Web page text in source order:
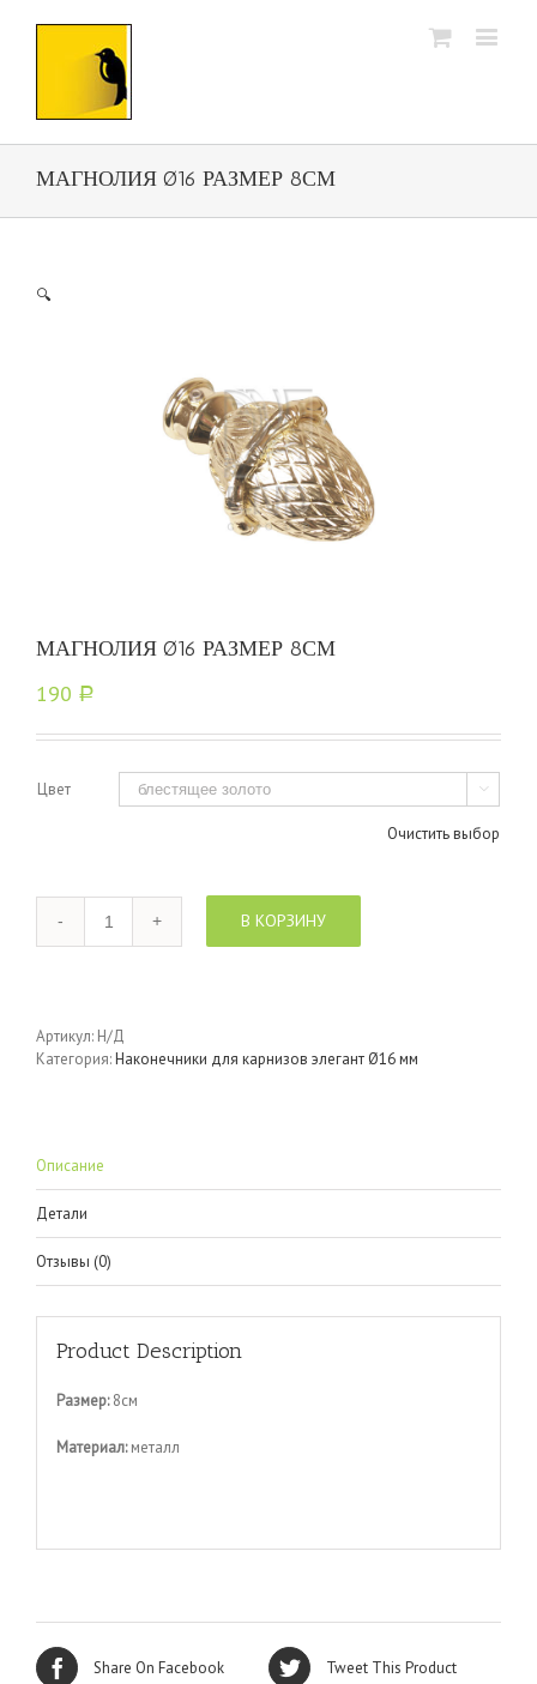
МАГНОЛИЯ Ø16 РАЗМЕР 8СМ
🔍
МАГНОЛИЯ Ø16 РАЗМЕР 8СМ
190 Р
Цвет 
Очистить выбор
В КОРЗИНУ
Артикул: Н/Д
Категория:Наконечники для карнизов элегант Ø16 мм
Описание
Детали
Отзывы (0)
Product Description
Размер:8см
Материал:металл
Share On Facebook Tweet This Product